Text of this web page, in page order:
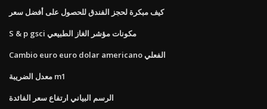
كيف مبكرة لحجز الفندق للحصول على أفضل سعر
S & p gsci مكونات مؤشر الغاز الطبيعي
Cambio euro euro dolar americano الفعلي
معدل الضريبة m1
الرسم البياني ارتفاع سعر الفائدة